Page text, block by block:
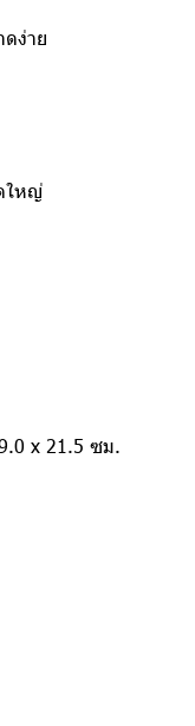
ง่าย
ใหญ่
x 21.5 ซม.